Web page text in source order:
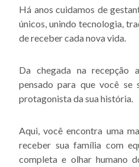
Há anos cuidamos de
únicos, unindo tecnologia,
de receber cada nova vida.
Da chegada na
pensado para que você se
protagonista da sua história.
Aqui, você encontra uma
receber sua família com
completa e olhar humano